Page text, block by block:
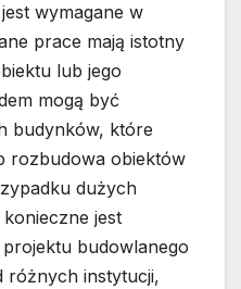
wymagane w
prace mają istotny
lub jego
mogą być
budynków, które
rozbudowa obiektów
dużych
jest
budowlanego
różnych instytucji,